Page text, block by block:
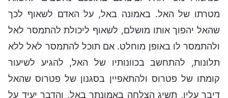
מטרתו של האל. באמונה באל, על האדם לשאוף לכך
שהאל יהפוך אותו מושלם, לשאוף ליכולת להתמסר לאל
ולהתמסר לו באופן מוחלט. אם תוכל להתמסר לאל ללא
תלונות, להתחשב בכוונותיו של האל, להגיע לשיעור
קומתו של פטרוס ולהתאפיין בסגנון של פטרוס שהאל
דיבר עליו, תשיג הצלחה באמונתך באל, והדבר יעיד על